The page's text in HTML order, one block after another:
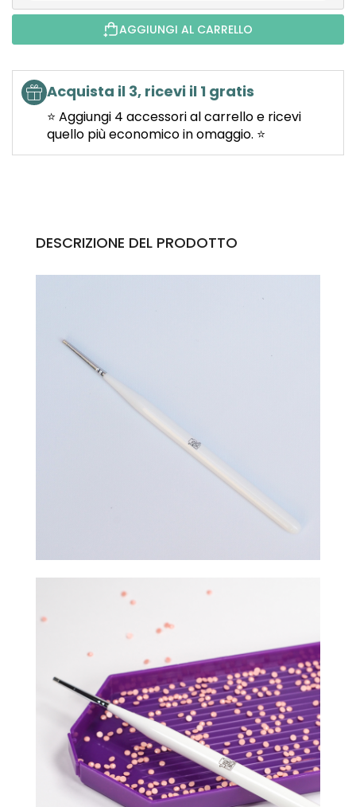
AGGIUNGI AL CARRELLO
Acquista il 3, ricevi il 1 gratis
⭐ Aggiungi 4 accessori al carrello e ricevi
quello più economico in omaggio. ⭐
DESCRIZIONE DEL PRODOTTO